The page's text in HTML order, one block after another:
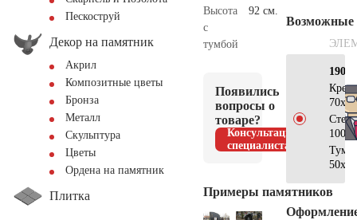
Пескоструй
Декор на памятник
Акрил
Композитные цветы
Бронза
Металл
Скульптура
Цветы
Ордена на памятник
Плитка
Высота
с
тумбой
92 см.
Появились
вопросы о
товаре?
Консультация
специалиста
Примеры памятников
Возможные